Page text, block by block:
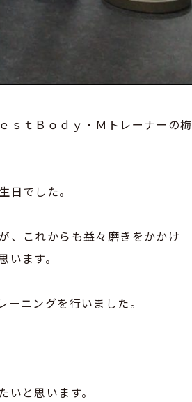
ｓｔＢｏｄｙ・Ｍトレーナーの梅
日でした。
、これからも益々磨きをかかけ
ます。
ニングを行いました。
と思います。